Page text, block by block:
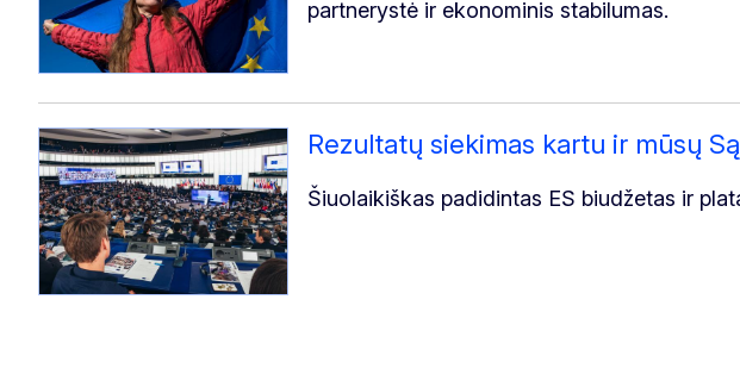
partnerystė ir ekonominis stabilumas.
Rezultatų siekimas kartu ir mūsų
Šiuolaikiškas padidintas ES biudžetas ir